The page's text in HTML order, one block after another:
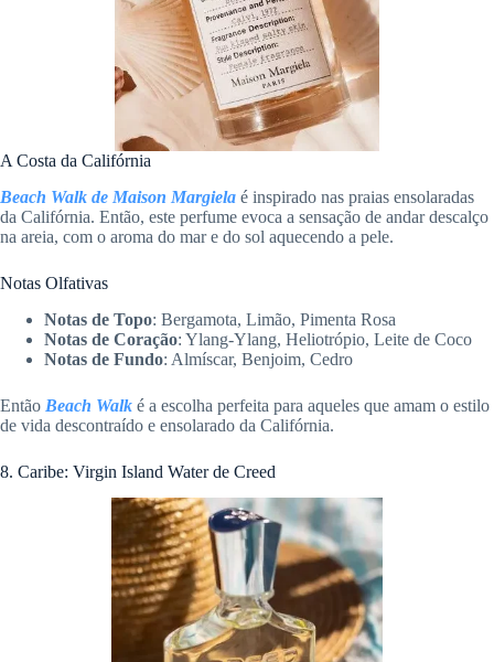
A Costa da Califórnia
Beach Walk de Maison Margiela é inspirado nas praias ensolaradas
da Califórnia. Então, este perfume evoca a sensação de andar descalço
na areia, com o aroma do mar e do sol aquecendo a pele.
Notas Olfativas
Notas de Topo: Bergamota, Limão, Pimenta Rosa
Notas de Coração: Ylang-Ylang, Heliotrópio, Leite de Coco
Notas de Fundo: Almíscar, Benjoim, Cedro
Então Beach Walk é a escolha perfeita para aqueles que amam o estilo
de vida descontraído e ensolarado da Califórnia.
8. Caribe: Virgin Island Water de Creed